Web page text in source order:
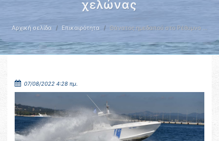
χελώνας
Αρχική σελίδα Επικαιρότητα Θάνατος ημεδαπού στο Ρέθυμνο …
07/08/2022 4:28 πμ.